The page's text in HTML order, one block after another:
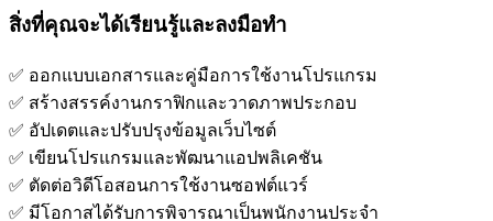
สิ่งที่คุณจะได้เรียนรู้และลงมือทำ
✅ ออกแบบเอกสารและคู่มือการใช้งานโปรแกรม
✅ สร้างสรรค์งานกราฟิกและวาดภาพประกอบ
✅ อัปเดตและปรับปรุงข้อมูลเว็บไซต์
✅ เขียนโปรแกรมและพัฒนาแอปพลิเคชัน
✅ ตัดต่อวิดีโอสอนการใช้งานซอฟต์แวร์
✅ มีโอกาสได้รับการพิจารณาเป็นพนักงานประจำ